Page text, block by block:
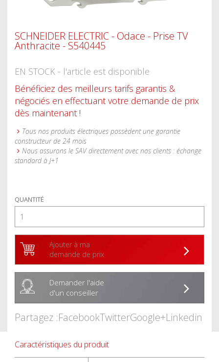
SCHNEIDER ELECTRIC - Odace - Prise TV
Anthracite - S540445
EN STOCK - l'article est disponible
Bénéficiez des meilleurs tarifs garantis &
négociés en effectuant votre demande de prix
dès maintenant !
Tous nos produits électriques possèdent une garantie
constructeur de 24 mois
Nous assurons le SAV directement avec nos clients : échange
standard à J+1
QUANTITÉ
Ajouter à ma
demande de prix
Demander l'aide
d'un conseiller
Partagez :FacebookTwitterGoogle+Linkedin
Caractéristiques du produit